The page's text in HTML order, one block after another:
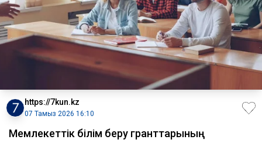
https://7kun.kz
07 Тамыз 2026 16:10
Мемлекеттік білім беру гранттарының